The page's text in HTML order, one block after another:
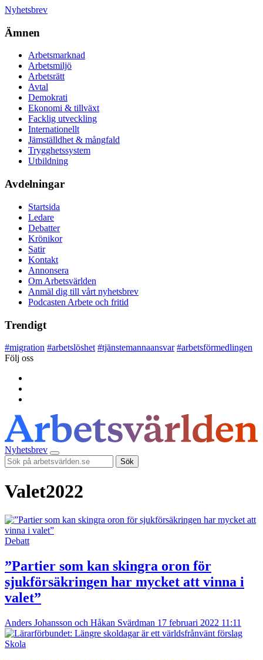
Nyhetsbrev
Ämnen
Arbetsmarknad
Arbetsmiljö
Arbetsrätt
Avtal
Demokrati
Ekonomi & tillväxt
Facklig utveckling
Internationellt
Jämställdhet & mångfald
Trygghetssystem
Utbildning
Avdelningar
Startsida
Ledare
Debatter
Krönikor
Satir
Kontakt
Annonsera
Om Arbetsvärlden
Anmäl dig till vårt nyhetsbrev
Podcasten Arbete och fritid
Trendigt
#migration #arbetslöshet #tjänstemannaansvar #arbetsförmedlingen
Följ oss
Nyhetsbrev
Sök
Valet2022
Debatt
”Partier som kan skingra oron för
sjukförsäkringen har mycket att vinna i
valet”
Anders Johansson och Håkan Svärdman 17 februari 2022 11:11
Skola